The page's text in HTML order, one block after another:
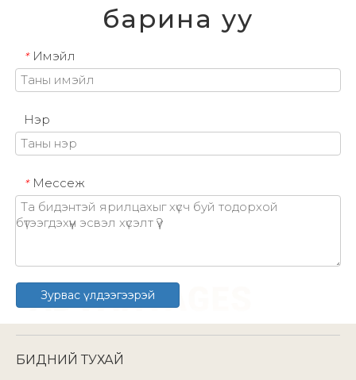
барина уу
* Имэйл
Нэр
* Мессеж
Зурвас үлдээгээрэй
БИДНИЙ ТУХАЙ